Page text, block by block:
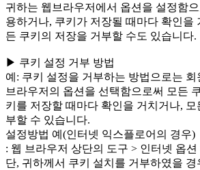
귀하는 웹브라우저에서 옵션을 설정함
용하거나, 쿠키가 저장될 때마다 확인을
든 쿠키의 저장을 거부할 수도 있습니다.
▶ 쿠키 설정 거부 방법
예: 쿠키 설정을 거부하는 방법으로는
브라우저의 옵션을 선택함으로써 모든
키를 저장할 때마다 확인을 거치거나, 모
부할 수 있습니다.
설정방법 예(인터넷 익스플로어의 경우)
: 웹 브라우저 상단의 도구 > 인터넷 옵션
단, 귀하께서 쿠키 설치를 거부하였을 경